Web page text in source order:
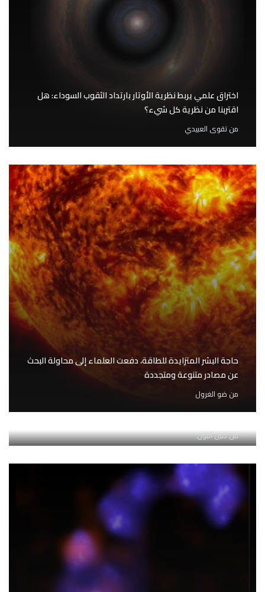
اختراق علمي يربط نظرية الأوتار بارتداد الثقوب السوداء: هل
اقتربنا من نظرية كل شيء؟
منتقوى العبيدي
حاجة البشر المتزايدة للطاقة، دفعت العلماء إلى محاولة البحث
عن مصادر متنوعة ومتجددة
من ضو الغرول
ماذا لو كانت الأرض مركزاً للنّظام الشّمسي؟
منحنين أمون